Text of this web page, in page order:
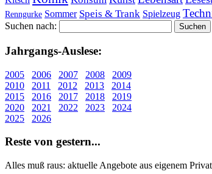
Renngurke Sommer Speis & Trank Spielzeug
Suchen nach:
Jahr­gangs-Aus­le­se:
2005 2006 2007 2008
2009
2010
2011 2012 2013
2014
2015
2016 2017 2018
2019
2020
2021 2022 2023
2024
2025
2026
Re­ste von ge­stern...
Alles muß raus: aktuelle An­ge­bo­te aus eigenem